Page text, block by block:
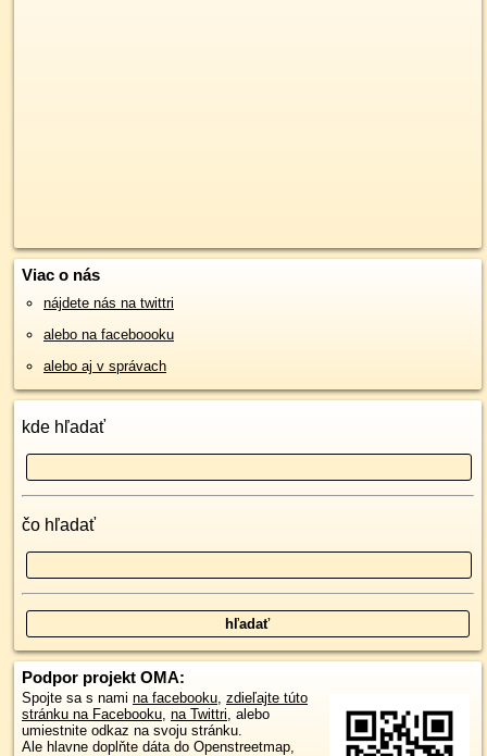
Viac o nás
nájdete nás na twittri
alebo na faceboooku
alebo aj v správach
kde hľadať
čo hľadať
Podpor projekt OMA:
Spojte sa s nami na facebooku, zdieľajte túto
stránku na Facebooku, na Twittri, alebo
umiestnite odkaz na svoju stránku.
Ale hlavne doplňte dáta do Openstreetmap,